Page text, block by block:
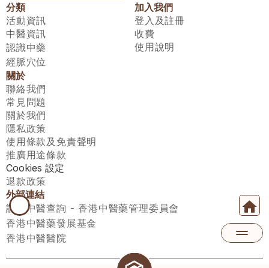
分類
活動資訊
中醫資訊
認識中藥
經脈穴位
加入我們
登入及註冊
收費
使用說明
關於
聯絡我們
常見問題
關於我們
隱私政策
使用條款及免責聲明
推廣用途條款
Cookies 設定
退款政策
外部連結
註冊中醫查詢 - 香港中醫藥管理委員會
香港中醫藥發展基金
香港中醫醫院